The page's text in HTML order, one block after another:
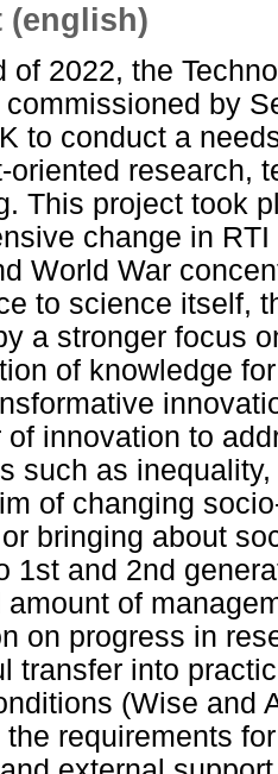
(english)
of 2022, the
by
to conduct a
oriented research,
This project took
change in
World War
to science itself,
a stronger focus
of knowledge
of innovation to
such as
of changing
bringing about
1st and 2nd
amount of
on progress in
transfer into
(Wise and
requirements